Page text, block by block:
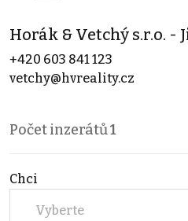
Horák & Vetchý s.r.o. -
+420 603 841 123
vetchy@hvreality.cz
Počet inzerátů1
Chci
Vyberte